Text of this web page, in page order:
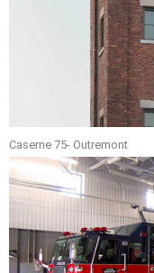
Caserne 75- Outremont